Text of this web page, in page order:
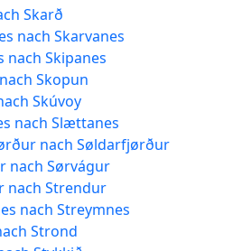
Skarð
nach Skarvanes
nach Skipanes
Skopun
Skúvoy
nach Slættanes
nach Søldarfjørður
nach Sørvágur
nach Strendur
nach Streymnes
Strond